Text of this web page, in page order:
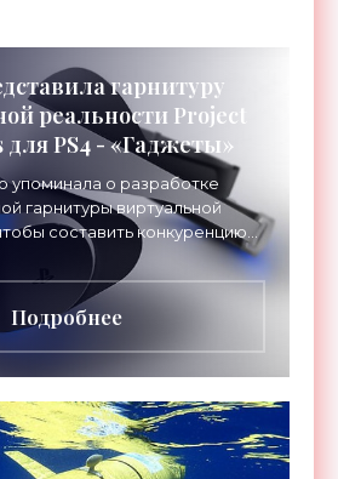
гарнитуру
реальности Project
для PS4 - «Гаджеты»
упоминала о разработке
гарнитуры виртуальной
составить конкуренцию
проектам. Еще в 2011 году
о выпуске такой гарнитуры
Подробнее